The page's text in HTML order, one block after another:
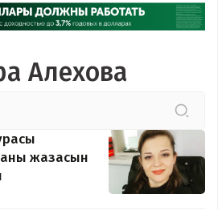
Алехова
жазасын